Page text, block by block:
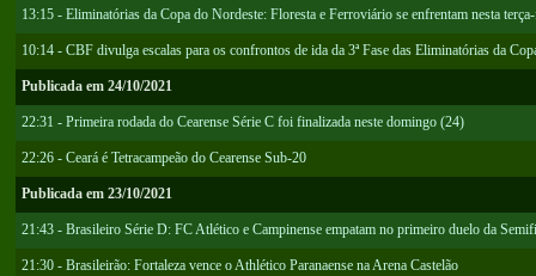
13:15 - Eliminatórias da Copa do Nordeste: Floresta e Ferroviário se enfrentam nesta
10:14 - CBF divulga escalas para os confrontos de ida da 3ª Fase das Eliminatórias da
Publicada em 24/10/2021
22:31 - Primeira rodada do Cearense Série C foi finalizada neste domingo (24)
22:26 - Ceará é Tetracampeão do Cearense Sub-20
Publicada em 23/10/2021
21:43 - Brasileiro Série D: FC Atlético e Campinense empatam no primeiro duelo da
21:30 - Brasileirão: Fortaleza vence o Athlético Paranaense na Arena Castelão